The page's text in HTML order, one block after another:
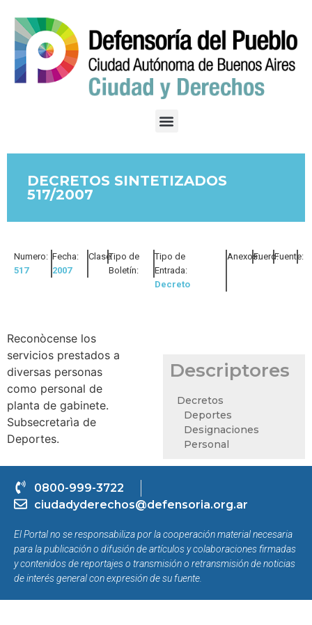
DECRETOS SINTETIZADOS
517/2007
Numero:
517
Fecha:
2007
Clase:Tipo de
Boletín:
Tipo de
Entrada:
Decreto
Anexos:Fuero:Fuente:
Reconòcense los
servicios prestados a
diversas personas
como personal de
planta de gabinete.
Subsecretarìa de
Deportes.
Descriptores
Decretos
Deportes
Designaciones
Personal
0800-999-3722
ciudadyderechos@defensoria.org.ar
El Portal no se responsabiliza por la cooperación material necesaria
para la publicación o difusión de artículos y colaboraciones firmadas
y contenidos de reportajes o transmisión o retransmisión de noticias
de interés general con expresión de su fuente.